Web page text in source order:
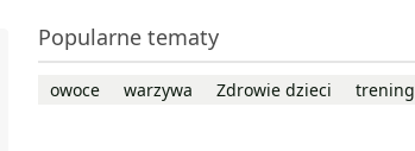
Popularne tematy
owoce warzywa Zdrowie dzieci trening